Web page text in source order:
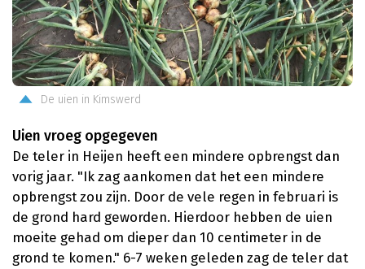
De uien in Kimswerd
Uien vroeg opgegeven
De teler in Heijen heeft een mindere opbrengst dan
vorig jaar. "Ik zag aankomen dat het een mindere
opbrengst zou zijn. Door de vele regen in februari is
de grond hard geworden. Hierdoor hebben de uien
moeite gehad om dieper dan 10 centimeter in de
grond te komen." 6-7 weken geleden zag de teler dat